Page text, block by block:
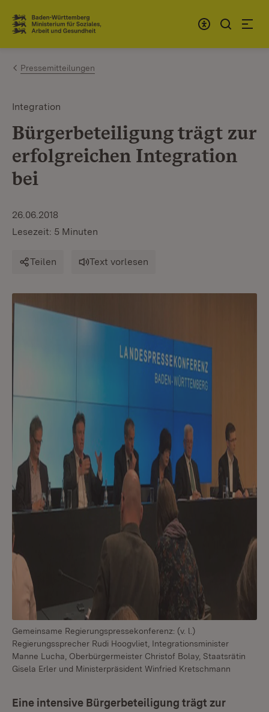
Zum Inhalt springen
Link zur Startseite
Pressemitteilungen
Integration
Bürgerbeteiligung trägt zur
erfolgreichen Integration
bei
26.06.2018
Lesezeit: 5 Minuten
Teilen Text vorlesen
Gemeinsame Regierungspressekonferenz: (v. l.)
Regierungssprecher Rudi Hoogvliet, Integrationsminister
Manne Lucha, Oberbürgermeister Christof Bolay, Staatsrätin
Gisela Erler und Ministerpräsident Winfried Kretschmann
Eine intensive Bürgerbeteiligung trägt zur